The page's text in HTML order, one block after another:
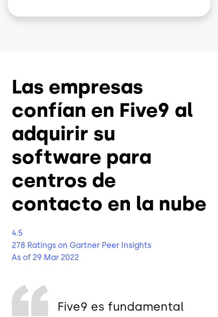
Las empresas
confían en Five9 al
adquirir su
software para
centros de
contacto en la nube
4.5
278 Ratings on Gartner Peer Insights
As of 29 Mar 2022
Five9 es fundamental